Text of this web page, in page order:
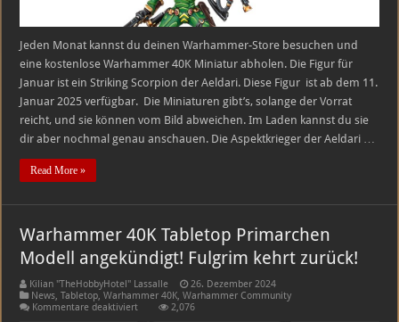
Jeden Monat kannst du deinen Warhammer-Store besuchen und
eine kostenlose Warhammer 40K Miniatur abholen. Die Figur für
Januar ist ein Striking Scorpion der Aeldari. Diese Figur ist ab dem 11.
Januar 2025 verfügbar. Die Miniaturen gibt’s, solange der Vorrat
reicht, und sie können vom Bild abweichen. Im Laden kannst du sie
dir aber nochmal genau anschauen. Die Aspektkrieger der Aeldari …
Read More »
Warhammer 40K Tabletop Primarchen
Modell angekündigt! Fulgrim kehrt zurück!
Kilian "TheHobbyHotel" Lassalle
26. Dezember 2024
News ,Tabletop ,Warhammer 40K ,Warhammer Community
Kommentare deaktiviertfür
2,076